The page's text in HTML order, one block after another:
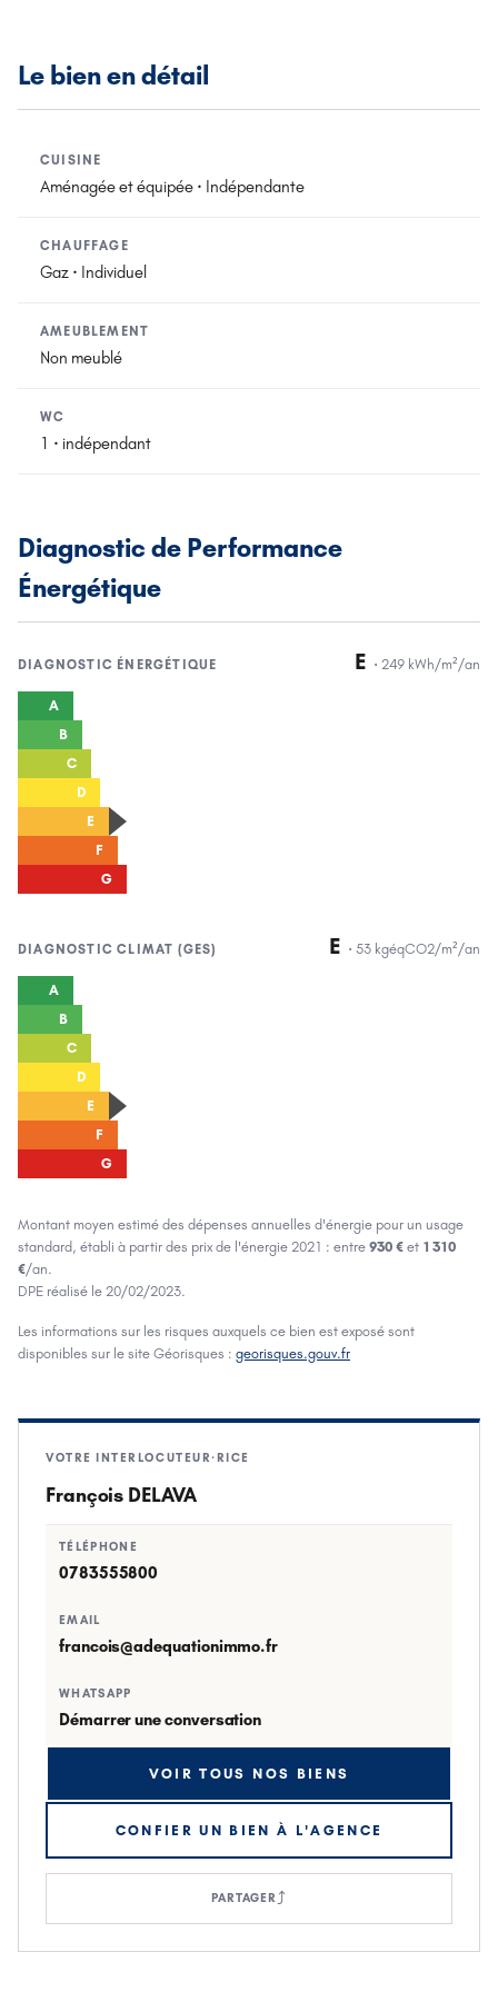
Le bien en détail
CUISINE
Aménagée et équipée · Indépendante
CHAUFFAGE
Gaz · Individuel
AMEUBLEMENT
Non meublé
WC
1 · indépendant
Diagnostic de Performance
Énergétique
DIAGNOSTIC ÉNERGÉTIQUE E · 249 kWh/m²/an
A
B
C
D
E
F
G
DIAGNOSTICCLIMAT (GES) E · 53 kgéqCO2/m²/an
A
B
C
D
E
F
G
Montant moyen estimé des dépenses annuelles d'énergie pour un usage
standard, établi à partir des prix de l'énergie 2021 : entre 930 € et 1 310
€/an.
DPE réalisé le 20/02/2023.
Les informations sur les risques auxquels ce bien est exposé sont
disponibles sur le site Géorisques : georisques.gouv.fr
VOTRE INTERLOCUTEUR·RICE
François DELAVA
TÉLÉPHONE
0783555800
EMAIL
francois@adequationimmo.fr
WHATSAPP
Démarrer une conversation
VOIR TOUS NOS BIENS
CONFIER UN BIEN À L'AGENCE
PARTAGER⤴